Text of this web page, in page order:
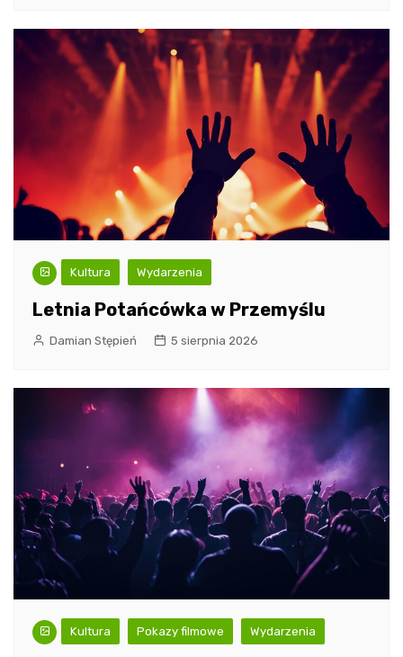
Kultura Wydarzenia
Letnia Potańcówka w Przemyślu
Damian Stępień 5 sierpnia 2026
Kultura Pokazy filmowe Wydarzenia